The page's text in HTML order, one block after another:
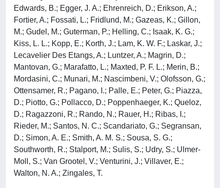
Edwards, B.; Egger, J. A.; Ehrenreich, D.; Erikson, A.;
Fortier, A.; Fossati, L.; Fridlund, M.; Gazeas, K.; Gillon,
M.; Gudel, M.; Guterman, P.; Helling, C.; Isaak, K. G.;
Kiss, L. L.; Kopp, E.; Korth, J.; Lam, K. W. F.; Laskar, J.;
Lecavelier Des Etangs, A.; Luntzer, A.; Magrin, D.;
Mantovan, G.; Marafatto, L.; Maxted, P. F. L.; Merin, B.;
Mordasini, C.; Munari, M.; Nascimbeni, V.; Olofsson, G.;
Ottensamer, R.; Pagano, I.; Palle, E.; Peter, G.; Piazza,
D.; Piotto, G.; Pollacco, D.; Poppenhaeger, K.; Queloz,
D.; Ragazzoni, R.; Rando, N.; Rauer, H.; Ribas, I.;
Rieder, M.; Santos, N. C.; Scandariato, G.; Segransan,
D.; Simon, A. E.; Smith, A. M. S.; Sousa, S. G.;
Southworth, R.; Stalport, M.; Sulis, S.; Udry, S.; Ulmer-
Moll, S.; Van Grootel, V.; Venturini, J.; Villaver, E.;
Walton, N. A.; Zingales, T.